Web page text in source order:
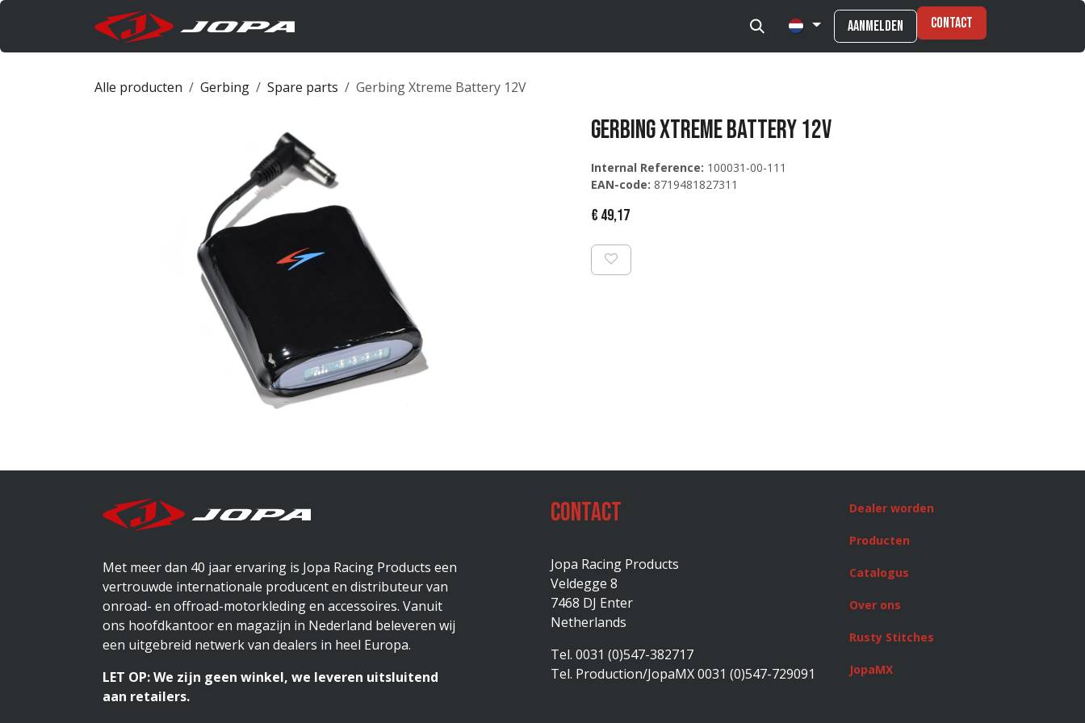
Overslaan naar inhoud
Aanmelden Contact
Alle producten Gerbing Spare parts Gerbing Xtreme Battery 12V
Gerbing Xtreme Battery 12V
Internal Reference: 100031-00-111
EAN-code: 8719481827311
€ 49,17
Met meer dan 40 jaar ervaring is Jopa Racing Products een
vertrouwde internationale producent en distributeur van
onroad- en offroad-motorkleding en accessoires. Vanuit
ons hoofdkantoor en magazijn in Nederland beleveren wij
een uitgebreid netwerk van dealers in heel Europa.
LET OP: We zijn geen winkel, we leveren uitsluitend
aan retailers.
Contact
Jopa Racing Products
Veldegge 8
7468 DJ Enter
Netherlands
Tel. 0031 (0)547-382717
Tel. Production/JopaMX 0031 (0)547-729091
Dealer worden
Producten
Catalogus
Over ons
Rusty Stitches
JopaMX